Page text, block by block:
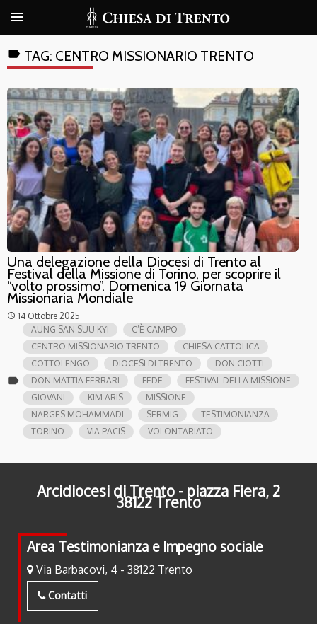
label TAG: CENTRO MISSIONARIO TRENTO
Una delegazione della Diocesi di Trento al
Festival della Missione di Torino, per scoprire il
“volto prossimo”. Domenica 19 Giornata
Missionaria Mondiale
access_time 14 Ottobre 2025
label
AUNG SAN SUU KYI
C’È CAMPO
CENTRO MISSIONARIO TRENTO
CHIESA CATTOLICA
COTTOLENGO
DIOCESI DI TRENTO
DON CIOTTI
DON MATTIA FERRARI
FEDE
FESTIVAL DELLA MISSIONE
GIOVANI
KIM ARIS
MISSIONE
NARGES MOHAMMADI
SERMIG
TESTIMONIANZA
TORINO
VIA PACIS VOLONTARIATO
Arcidiocesi di Trento - piazza Fiera, 2
38122 Trento
Area Testimonianza e Impegno sociale
Via Barbacovi, 4 - 38122 Trento
Contatti